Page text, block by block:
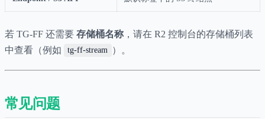
若 TG-FF 还需要 存储桶名称 ，请在 R2 控制台的存储桶列表
中查看（例如
tg-ff-stream ）。
常见问题